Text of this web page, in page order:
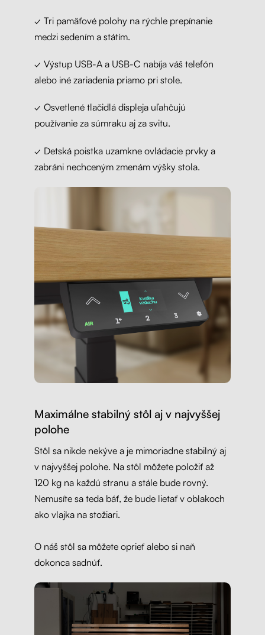
✓ Tri pamäťové polohy na rýchle prepínanie
medzi sedením a státím.
✓ Výstup USB-A a USB-C nabíja váš telefón
alebo iné zariadenia priamo pri stole.
✓ Osvetlené tlačidlá displeja uľahčujú
používanie za súmraku aj za svitu.
✓ Detská poistka uzamkne ovládacie prvky a
zabráni nechceným zmenám výšky stola.
Maximálne stabilný stôl aj v najvyššej
polohe
Stôl sa nikde nekýve a je mimoriadne stabilný aj
v najvyššej polohe. Na stôl môžete položiť až
120 kg na každú stranu a stále bude rovný.
Nemusíte sa teda báť, že bude lietať v oblakoch
ako vlajka na stožiari.
O náš stôl sa môžete oprieť alebo si naň
dokonca sadnúť.